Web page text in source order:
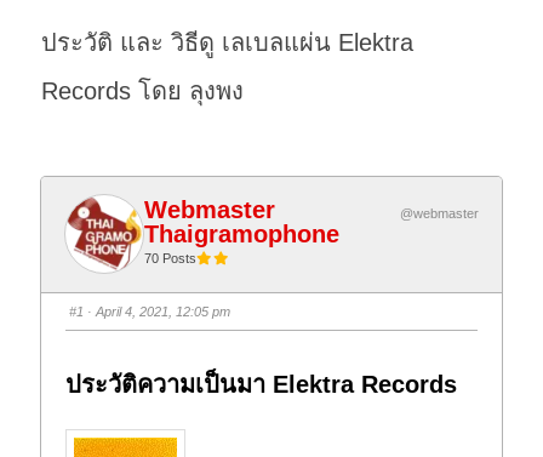
ประวัติ และ วิธีดู เลเบลแผ่น Elektra
Records โดย ลุงพง
Webmaster
Thaigramophone
@webmaster
70 Posts
#1 · April 4, 2021, 12:05 pm
ประวัติความเป็นมา Elektra Records